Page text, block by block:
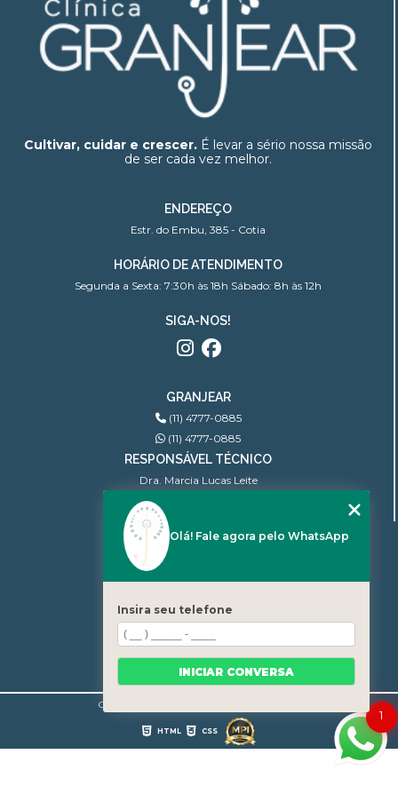
Cultivar, cuidar e crescer. É levar a sério nossa missão
de ser cada vez melhor.
ENDEREÇO
Estr. do Embu, 385 - Cotia
HORÁRIO DE ATENDIMENTO
Segunda a Sexta: 7:30h às 18h Sábado: 8h às 12h
SIGA-NOS!
GRANJEAR
(11) 4777-0885
(11) 4777-0885
RESPONSÁVEL TÉCNICO
Dra. Marcia Lucas Leite
Ginecologista | CRM: 100.806
MENU
QUEM SOMOS
CONTATO
CATEGORIAS
Copyright © Granjear. (Lei 9610 de 19/02/1998)
HTML CSS
1
Olá! Fale agora pelo WhatsApp
Insira seu telefone
INICIAR CONVERSA